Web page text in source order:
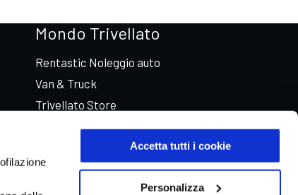
Accetta tutti i cookie
Personalizza
Mondo Trivellato
Rentastic Noleggio auto
Van & Truck
Trivellato Store
Trivellato Racing
Aste automobili Online